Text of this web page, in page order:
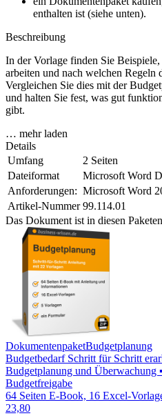
enthalten ist (siehe unten).
Beschreibung
In der Vorlage finden Sie
arbeiten und nach welchen Regeln
Vergleichen Sie dies mit der
und halten Sie fest, was gut
gibt.
… mehr laden
Details
Umfang
2 Seiten
Dateiformat
Microsoft Word
Anforderungen: Microsoft Word
Artikel-Nummer 99.114.01
Das Dokument ist in diesen
DokumentenpaketBudgetplanung
Budgetbedarf Schritt für Schritt
Budgetplanung und Überwachung
Budgetfreigabe
64 Seiten E-Book, 16 Excel-
23,80